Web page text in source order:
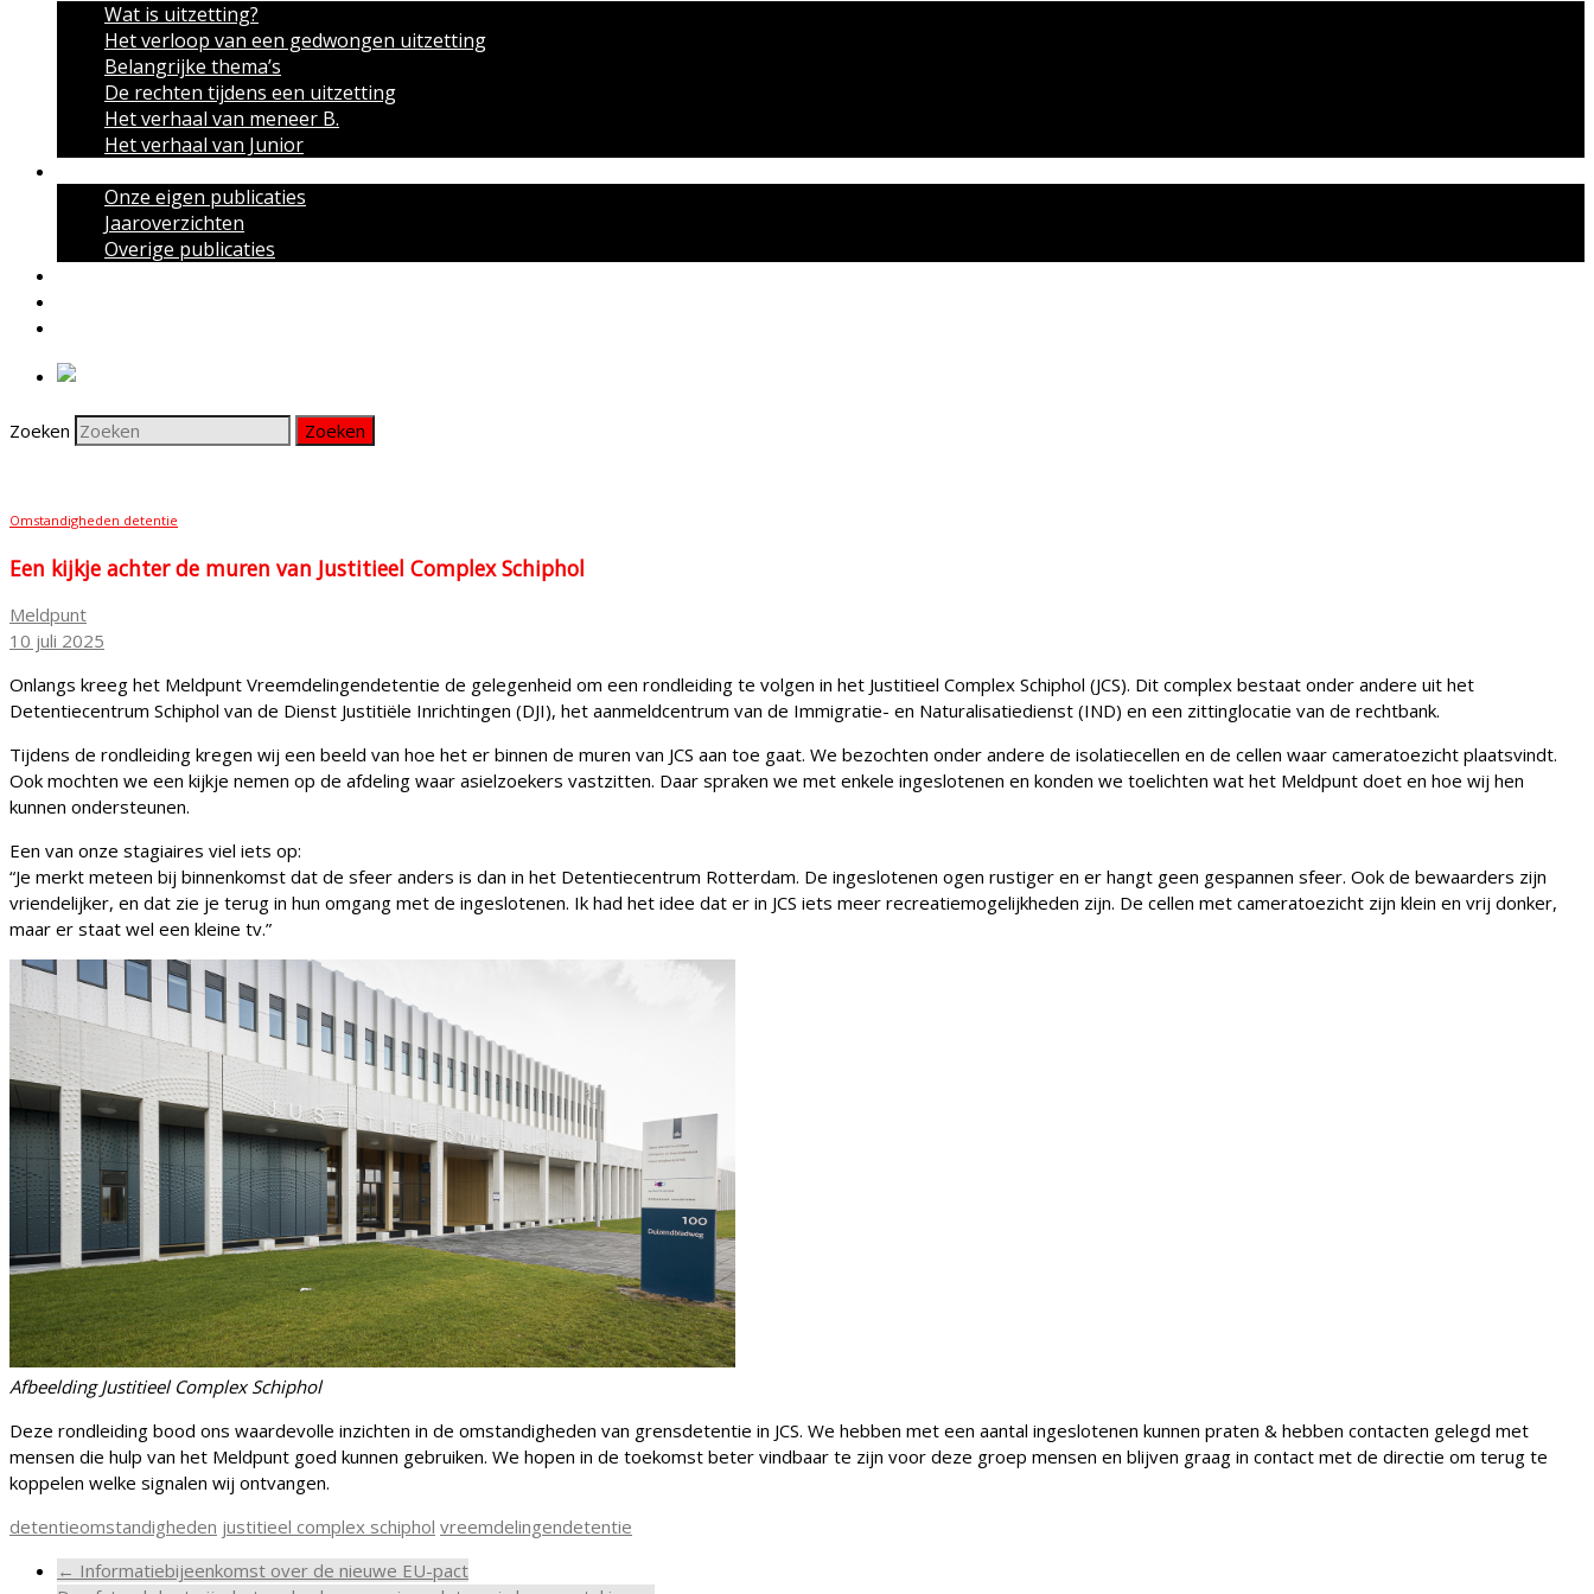
Wat is uitzetting?
Het verloop van een gedwongen uitzetting
Belangrijke thema’s
De rechten tijdens een uitzetting
Het verhaal van meneer B.
Het verhaal van Junior
Onze eigen publicaties
Jaaroverzichten
Overige publicaties
Zoeken
Omstandigheden detentie
Een kijkje achter de muren van Justitieel Complex Schiphol
Meldpunt
10 juli 2025
Onlangs kreeg het Meldpunt Vreemdelingendetentie de gelegenheid om een rondleiding te volgen in het Justitieel Complex Schiphol (JCS). Dit complex bestaat onder andere uit het
Detentiecentrum Schiphol van de Dienst Justitiële Inrichtingen (DJI), het aanmeldcentrum van de Immigratie- en Naturalisatiedienst (IND) en een zittinglocatie van de rechtbank.
Tijdens de rondleiding kregen wij een beeld van hoe het er binnen de muren van JCS aan toe gaat. We bezochten onder andere de isolatiecellen en de cellen waar cameratoezicht plaatsvindt.
Ook mochten we een kijkje nemen op de afdeling waar asielzoekers vastzitten. Daar spraken we met enkele ingeslotenen en konden we toelichten wat het Meldpunt doet en hoe wij hen
kunnen ondersteunen.
Een van onze stagiaires viel iets op:
“Je merkt meteen bij binnenkomst dat de sfeer anders is dan in het Detentiecentrum Rotterdam. De ingeslotenen ogen rustiger en er hangt geen gespannen sfeer. Ook de bewaarders zijn
vriendelijker, en dat zie je terug in hun omgang met de ingeslotenen. Ik had het idee dat er in JCS iets meer recreatiemogelijkheden zijn. De cellen met cameratoezicht zijn klein en vrij donker,
maar er staat wel een kleine tv.”
Afbeelding Justitieel Complex Schiphol
Deze rondleiding bood ons waardevolle inzichten in de omstandigheden van grensdetentie in JCS. We hebben met een aantal ingeslotenen kunnen praten & hebben contacten gelegd met
mensen die hulp van het Meldpunt goed kunnen gebruiken. We hopen in de toekomst beter vindbaar te zijn voor deze groep mensen en blijven graag in contact met de directie om terug te
koppelen welke signalen wij ontvangen.
detentieomstandigheden justitieel complex schiphol vreemdelingendetentie
← Informatiebijeenkomst over de nieuwe EU-pact